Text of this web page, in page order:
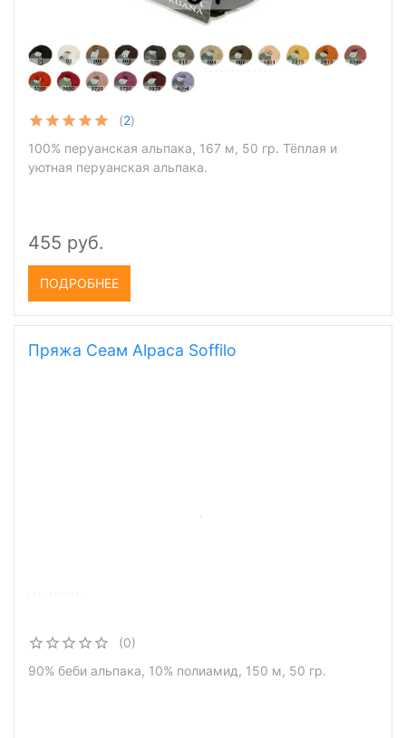
(2)
100% перуанская альпака, 167 м, 50 гр. Тёплая и
уютная перуанская альпака.
455 руб.
ПОДРОБНЕЕ
Пряжа Сеам Alpaca Soffilo
(0)
90% беби альпака, 10% полиамид, 150 м, 50 гр.